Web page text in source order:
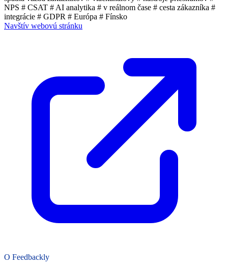
NPS # CSAT # AI analytika # v reálnom čase # cesta zákazníka #
integrácie # GDPR # Európa # Fínsko
Navštív webovú stránku
O Feedbackly